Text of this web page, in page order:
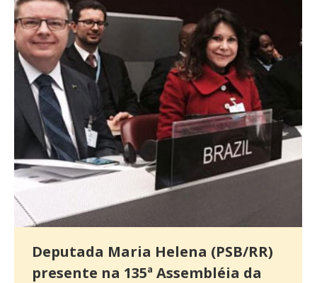
Deputada Maria Helena (PSB/RR)
presente na 135ª Assembléia da